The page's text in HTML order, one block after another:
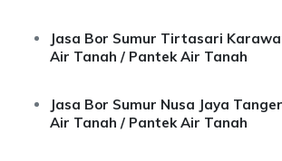
Jasa Bor Sumur Tirtasari
Air Tanah / Pantek Air Tanah
Jasa Bor Sumur Nusa Jaya
Air Tanah / Pantek Air Tanah